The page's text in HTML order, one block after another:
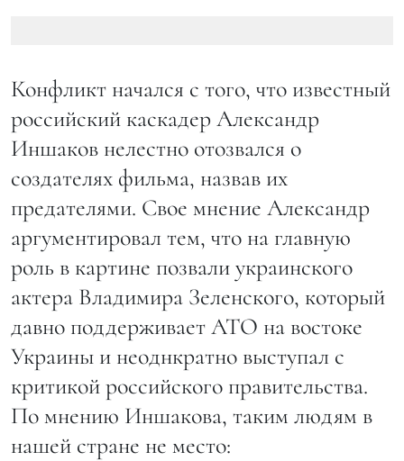
Конфликт начался с того, что известный
российский каскадер Александр
Иншаков нелестно отозвался о
создателях фильма, назвав их
предателями. Свое мнение Александр
аргументировал тем, что на главную
роль в картине позвали украинского
актера Владимира Зеленского, который
давно поддерживает АТО на востоке
Украины и неоднкратно выступал с
критикой российского правительства.
По мнению Иншакова, таким людям в
нашей стране не место: